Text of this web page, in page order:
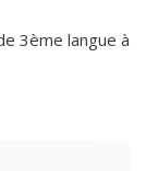
3ème langue à